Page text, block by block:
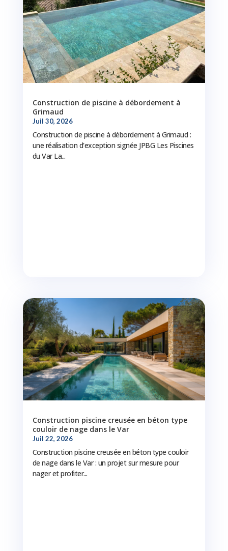
Construction de piscine à débordement à
Grimaud
Juil 30, 2026
Construction de piscine à débordement à Grimaud :
une réalisation d'exception signée JPBG Les Piscines
du Var La...
Construction piscine creusée en béton type
couloir de nage dans le Var
Juil 22, 2026
Construction piscine creusée en béton type couloir
de nage dans le Var : un projet sur mesure pour
nager et profiter...